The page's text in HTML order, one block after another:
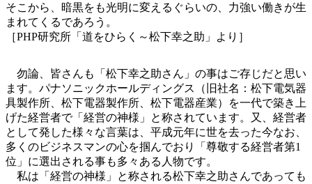
そこから、暗黒をも光明に変えるぐらいの、力強い働きが生
まれてくるであろう。
［PHP研究所「道をひらく～松下幸之助」より］
勿論、皆さんも「松下幸之助さん」の事はご存じだと思い
ます。パナソニックホールディングス（旧社名：松下電気器
具製作所、松下電器製作所、松下電器産業）を一代で築き上
げた経営者で「経営の神様」と称されています。又、経営者
として発した様々な言葉は、平成元年に世を去った今なお、
多くのビジネスマンの心を掴んでおり「尊敬する経営者第1
位」に選出される事も多々ある人物です。
私は「経営の神様」と称される松下幸之助さんであっても